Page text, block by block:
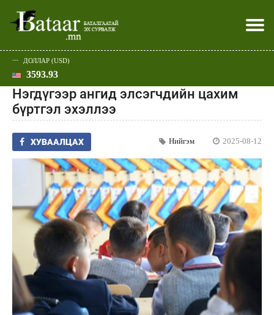
Эхлэл
Улс төр
Нийгэм
Эдийн засаг
Дэлхий
Спорт
Шар
Батаар юу хэлэв
Хэвлэл мэдээллээр
ДОЛЛАР (USD)
3593.93
Нэгдүгээр ангид элсэгчдийн цахим
бүртгэл эхэллээ
ХУВААЛЦАХ Нийгэм 2025-08-12